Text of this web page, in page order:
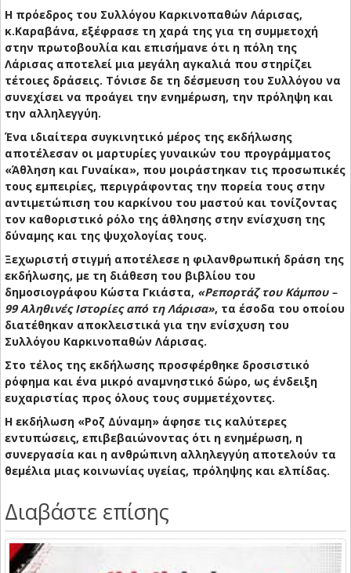
Η πρόεδρος του Συλλόγου Καρκινοπαθών Λάρισας,
κ.Καραβάνα, εξέφρασε τη χαρά της για τη συμμετοχή
στην πρωτοβουλία και επισήμανε ότι η πόλη της
Λάρισας αποτελεί μια μεγάλη αγκαλιά που στηρίζει
τέτοιες δράσεις. Τόνισε δε τη δέσμευση του Συλλόγου να
συνεχίσει να προάγει την ενημέρωση, την πρόληψη και
την αλληλεγγύη.
Ένα ιδιαίτερα συγκινητικό μέρος της εκδήλωσης
αποτέλεσαν οι μαρτυρίες γυναικών του προγράμματος
«Άθληση και Γυναίκα», που μοιράστηκαν τις προσωπικές
τους εμπειρίες, περιγράφοντας την πορεία τους στην
αντιμετώπιση του καρκίνου του μαστού και τονίζοντας
τον καθοριστικό ρόλο της άθλησης στην ενίσχυση της
δύναμης και της ψυχολογίας τους.
Ξεχωριστή στιγμή αποτέλεσε η φιλανθρωπική δράση της
εκδήλωσης, με τη διάθεση του βιβλίου του
δημοσιογράφου Κώστα Γκιάστα, «Ρεπορτάζ του Κάμπου –
99 Αληθινές Ιστορίες από τη Λάρισα», τα έσοδα του οποίου
διατέθηκαν αποκλειστικά για την ενίσχυση του
Συλλόγου Καρκινοπαθών Λάρισας.
Στο τέλος της εκδήλωσης προσφέρθηκε δροσιστικό
ρόφημα και ένα μικρό αναμνηστικό δώρο, ως ένδειξη
ευχαριστίας προς όλους τους συμμετέχοντες.
Η εκδήλωση «Ροζ Δύναμη» άφησε τις καλύτερες
εντυπώσεις, επιβεβαιώνοντας ότι η ενημέρωση, η
συνεργασία και η ανθρώπινη αλληλεγγύη αποτελούν τα
θεμέλια μιας κοινωνίας υγείας, πρόληψης και ελπίδας.
Διαβάστε επίσης